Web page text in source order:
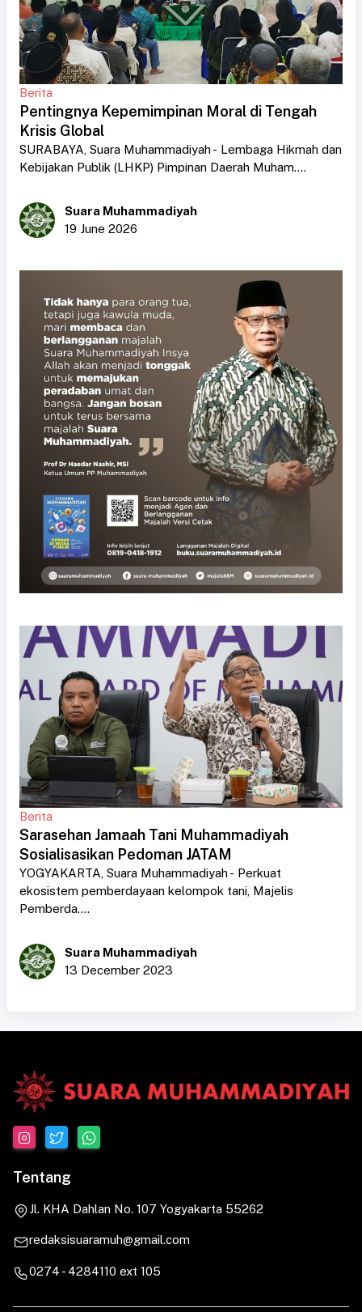
Berita
Pentingnya Kepemimpinan Moral di Tengah
Krisis Global
SURABAYA, Suara Muhammadiyah - Lembaga Hikmah dan
Kebijakan Publik (LHKP) Pimpinan Daerah Muham....
Suara Muhammadiyah
19 June 2026
Berita
Sarasehan Jamaah Tani Muhammadiyah
Sosialisasikan Pedoman JATAM
YOGYAKARTA, Suara Muhammadiyah - Perkuat
ekosistem pemberdayaan kelompok tani, Majelis
Pemberda....
Suara Muhammadiyah
13 December 2023
Tentang
Jl. KHA Dahlan No. 107 Yogyakarta 55262
redaksisuaramuh@gmail.com
0274 - 4284110 ext 105